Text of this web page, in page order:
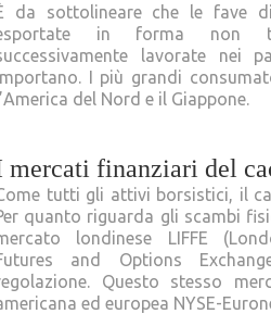
da sottolineare che le fave
in forma non
lavorate nei
I più grandi
del Nord e il Giappone.
mercati finanziari del
tutti gli attivi borsistici, il
quanto riguarda gli scambi
londinese LIFFE
and Options
Questo stesso
ed europea NYSE-